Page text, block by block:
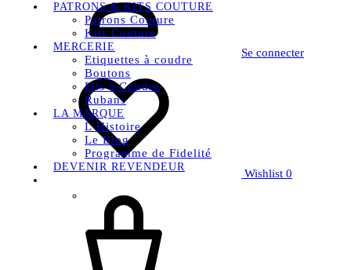
Se connecter
Wishlist 0
PATRONS & KITS COUTURE
Patrons Couture
Kits Couture
MERCERIE
Etiquettes à coudre
Boutons
Fils à Coudre
Rubans
LA MARQUE
L’Histoire
Le Blog
Programme de Fidelité
DEVENIR REVENDEUR